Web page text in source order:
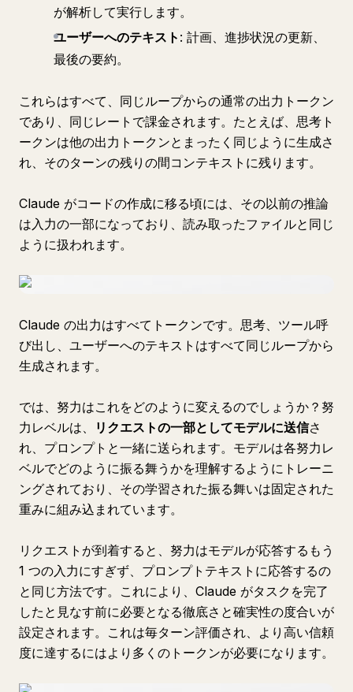
が解析して実行します。
ユーザーへのテキスト : 計画、進捗状況の更新、
最後の要約。
これらはすべて、同じループからの通常の出力トークン
であり、同じレートで課金されます。たとえば、思考ト
ークンは他の出力トークンとまったく同じように生成さ
れ、そのターンの残りの間コンテキストに残ります。
Claude がコードの作成に移る頃には、その以前の推論
は入力の一部になっており、読み取ったファイルと同じ
ように扱われます。
Claude の出力はすべてトークンです。思考、ツール呼
び出し、ユーザーへのテキストはすべて同じループから
生成されます。
では、努力はこれをどのように変えるのでしょうか？努
力レベルは、
リクエストの一部としてモデルに送信さ
れ、プロンプトと一緒に送られます。モデルは各努力レ
ベルでどのように振る舞うかを理解するようにトレーニ
ングされており、その学習された振る舞いは固定された
重みに組み込まれています。
リクエストが到着すると、努力はモデルが応答するもう
1 つの入力にすぎず、プロンプトテキストに応答するの
と同じ方法です。これにより、Claude がタスクを完了
したと見なす前に必要となる徹底さと確実性の度合いが
設定されます。これは毎ターン評価され、より高い信頼
度に達するにはより多くのトークンが必要になります。